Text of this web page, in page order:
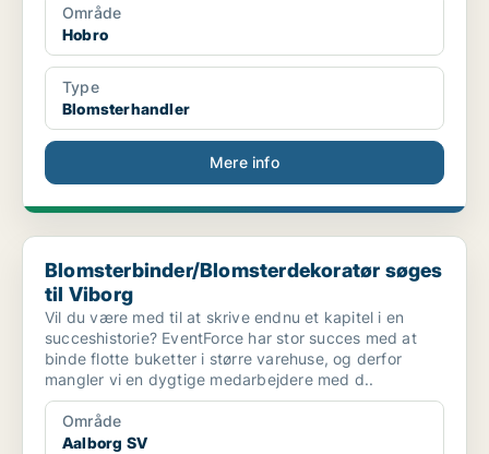
Område
Hobro
Type
Blomsterhandler
Mere info
Blomsterbinder/Blomsterdekoratør søges til Viborg
Blomsterbinder/Blomsterdekoratør søges
til Viborg
Vil du være med til at skrive endnu et kapitel i en
succeshistorie? EventForce har stor succes med at
binde flotte buketter i større varehuse, og derfor
mangler vi en dygtige medarbejdere med d..
Område
Aalborg SV